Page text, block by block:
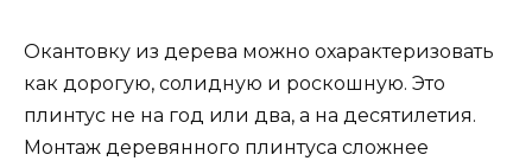
Окантовку из дерева можно охарактеризовать
как дорогую, солидную и роскошную. Это
плинтус не на год или два, а на десятилетия.
Монтаж деревянного плинтуса сложнее